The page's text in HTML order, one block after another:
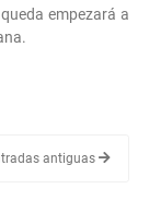
empezará a
antiguas